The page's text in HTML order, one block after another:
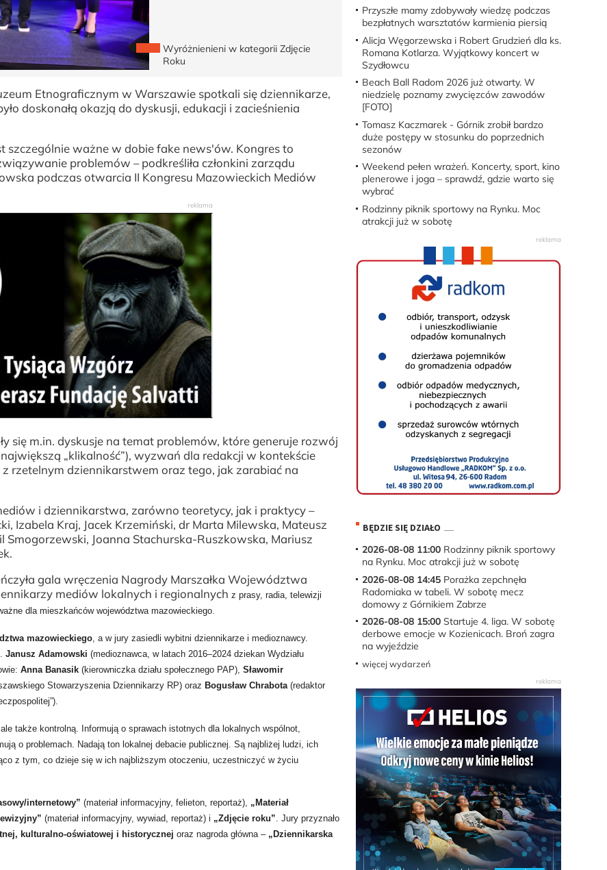
Wyróżnienieni w kategorii Zdjęcie
Roku
Etnograficznym w Warszawie spotkali się dziennikarze,
doskonałą okazją do dyskusji, edukacji i zacieśnienia
szczególnie ważne w dobie fake news'ów. Kongres to
problemów – podkreśliła członkini zarządu
podczas otwarcia II Kongresu Mazowieckich Mediów
się m.in. dyskusje na temat problemów, które generuje rozwój
„klikalność”), wyzwań dla redakcji w kontekście
rzetelnym dziennikarstwem oraz tego, jak zarabiać na
i dziennikarstwa, zarówno teoretycy, jak i praktycy –
Izabela Kraj, Jacek Krzemiński, dr Marta Milewska, Mateusz
Smogorzewski, Joanna Stachurska-Ruszkowska, Mariusz
gala wręczenia Nagrody Marszałka Województwa
mediów lokalnych i regionalnych z prasy, radia, telewizji
dla mieszkańców województwa mazowieckiego.
mazowieckiego , a w jury zasiedli wybitni dziennikarze i medioznawcy.
Janusz Adamowski (medioznawca, w latach 2016–2024 dziekan Wydziału
Anna Banasik(kierowniczka działu społecznego PAP),Sławomir
Stowarzyszenia Dziennikarzy RP) oraz Bogusław Chrabota (redaktor
także kontrolną. Informują o sprawach istotnych dla lokalnych wspólnot,
o problemach. Nadają ton lokalnej debacie publicznej. Są najbliżej ludzi, ich
z tym, co dzieje się w ich najbliższym otoczeniu, uczestniczyć w życiu
internetowy”(materiał informacyjny, felieton, reportaż), „Materiał
(materiał informacyjny, wywiad, reportaż) i „Zdjęcie roku”. Jury przyznało
kulturalno-oświatowej i historycznej oraz nagroda główna – „Dziennikarska
Przyszłe mamy zdobywały wiedzę podczas
bezpłatnych warsztatów karmienia piersią
Alicja Węgorzewska i Robert Grudzień dla ks.
Romana Kotlarza. Wyjątkowy koncert w
Szydłowcu
Beach Ball Radom 2026 już otwarty. W
niedzielę poznamy zwycięzców zawodów
[FOTO]
Tomasz Kaczmarek - Górnik zrobił bardzo
duże postępy w stosunku do poprzednich
sezonów
Weekend pełen wrażeń. Koncerty, sport, kino
plenerowe i joga – sprawdź, gdzie warto się
wybrać
Rodzinny piknik sportowy na Rynku. Moc
atrakcji już w sobotę
BĘDZIE SIĘ DZIAŁO
2026-08-08 11:00Rodzinny piknik sportowy
na Rynku. Moc atrakcji już w sobotę
2026-08-08 14:45Porażka zepchnęła
Radomiaka w tabeli. W sobotę mecz
domowy z Górnikiem Zabrze
2026-08-08 15:00Startuje 4. liga. W sobotę
derbowe emocje w Kozienicach. Broń zagra
na wyjeździe
więcej wydarzeń